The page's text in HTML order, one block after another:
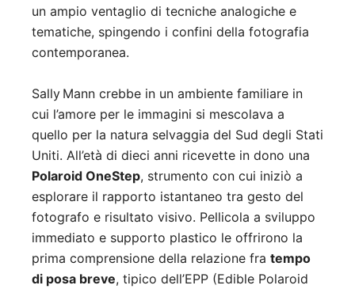
un ampio ventaglio di tecniche analogiche e
tematiche, spingendo i confini della fotografia
contemporanea.
Sally Mann crebbe in un ambiente familiare in
cui l’amore per le immagini si mescolava a
quello per la natura selvaggia del Sud degli Stati
Uniti. All’età di dieci anni ricevette in dono una
Polaroid OneStep, strumento con cui iniziò a
esplorare il rapporto istantaneo tra gesto del
fotografo e risultato visivo. Pellicola a sviluppo
immediato e supporto plastico le offrirono la
prima comprensione della relazione fra tempo
di posa breve, tipico dell’EPP (Edible Polaroid